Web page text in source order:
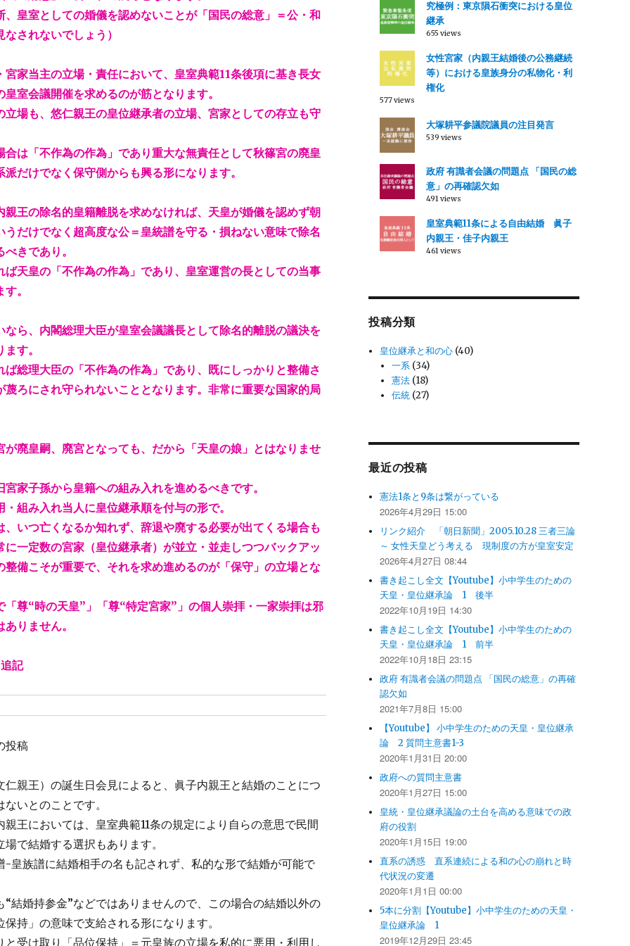
、皇室としての婚儀を認めないことが「国民の総意」＝公・和
されないでしょう）
宮家当主の立場・責任において、皇室典範11条後項に基き長女
室会議開催を求めるのが筋となります。
立場も、悠仁親王の皇位継承者の立場、宮家としての存立も守
合は「不作為の作為」であり重大な無責任として秋篠宮の廃皇
だけでなく保守側からも興る形になります。
親王の除名的皇籍離脱を求めなければ、天皇が婚儀を認めず朝
うだけでなく超高度な公＝皇統譜を守る・損ねない意味で除名
きであり。
ば天皇の「不作為の作為」であり、皇室運営の長としての当事
。
なら、内閣総理大臣が皇室会議議長として除名的離脱の議決を
す。
ば総理大臣の「不作為の作為」であり、既にしっかりと整備さ
蔑ろにされ守られないこととなります。非常に重要な国家的局
が廃皇嗣、廃宮となっても、だから「天皇の娘」とはなりませ
家子孫から皇籍への組み入れを進めるべきです。
組み入れ当人に皇位継承順を付与の形で。
、いつ亡くなるか知れず、辞退や廃する必要が出てくる場合も
に一定数の宮家（皇位継承者）が並立・並走しつつバックアッ
整備こそが重要で、それを求め進めるのが「保守」の立場とな
「尊“時の天皇”」「尊“特定宮家”」の個人崇拝・一家崇拝は邪
りません。
記
投稿
仁親王）の誕生日会見によると、眞子内親王と結婚のことにつ
いとのことです。
親王においては、皇室典範11条の規定により自らの意思で民間
で結婚する選択もあります。
-皇族譜に結婚相手の名も記されず、私的な形で結婚が可能で
“結婚持参金”などではありませんので、この場合の結婚以外の
持」の意味で支給される形になります。
と受け取り「品位保持」＝元皇族の立場を私的に悪用・利用し
究極例：東京隕石衝突における皇位
継承
655 views
女性宮家（内親王結婚後の公務継続
等）における皇族身分の私物化・利
権化
577 views
大塚耕平参議院議員の注目発言
539 views
政府 有識者会議の問題点 「国民の総
意」の再確認欠如
491 views
皇室典範11条による自由結婚 眞子
内親王・佳子内親王
461 views
投稿分類
皇位継承と和の心 (40)
一系(34)
憲法(18)
伝統(27)
最近の投稿
憲法1条と9条は繋がっている
2026年4月29日 15:00
リンク紹介 「朝日新聞」2005.10.28 三者三論
～ 女性天皇どう考える 現制度の方が皇室安定
2026年4月27日 08:44
書き起こし全文【Youtube】小中学生のための
天皇・皇位継承論 1 後半
2022年10月19日 14:30
書き起こし全文【Youtube】小中学生のための
天皇・皇位継承論 1 前半
2022年10月18日 23:15
政府 有識者会議の問題点 「国民の総意」の再確
認欠如
2021年7月8日 15:00
【Youtube】 小中学生のための天皇・皇位継承
論 2 質問主意書1-3
2020年1月31日 20:00
政府への質問主意書
2020年1月27日 15:00
皇統・皇位継承議論の土台を高める意味での政
府の役割
2020年1月15日 19:00
直系の誘惑 直系連続による和の心の崩れと時
代状況の変遷
2020年1月1日 00:00
5本に分割【Youtube】小中学生のための天皇・
皇位継承論 1
2019年12月29日 23:45